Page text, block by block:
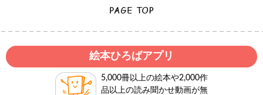
絵本ひろばアプリ
5,000冊以上の絵本や2,000作
品以上の読み聞かせ動画が無